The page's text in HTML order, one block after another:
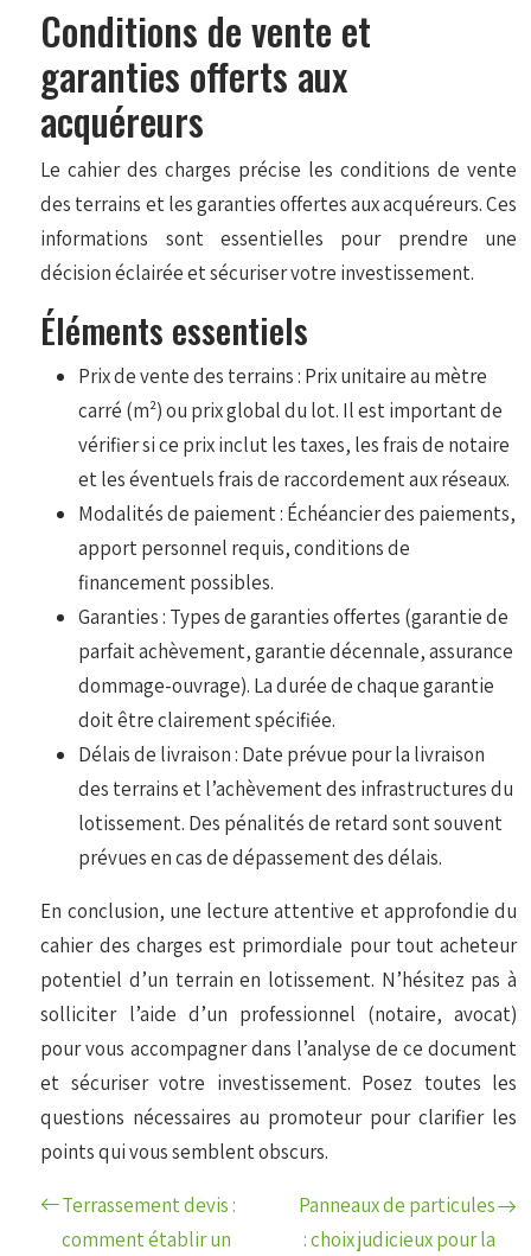
Conditions de vente et
garanties offerts aux
acquéreurs
Le cahier des charges précise les conditions de vente
des terrains et les garanties offertes aux acquéreurs. Ces
informations sont essentielles pour prendre une
décision éclairée et sécuriser votre investissement.
Éléments essentiels
Prix de vente des terrains : Prix unitaire au mètre
carré (m²) ou prix global du lot. Il est important de
vérifier si ce prix inclut les taxes, les frais de notaire
et les éventuels frais de raccordement aux réseaux.
Modalités de paiement : Échéancier des paiements,
apport personnel requis, conditions de
financement possibles.
Garanties : Types de garanties offertes (garantie de
parfait achèvement, garantie décennale, assurance
dommage-ouvrage). La durée de chaque garantie
doit être clairement spécifiée.
Délais de livraison : Date prévue pour la livraison
des terrains et l’achèvement des infrastructures du
lotissement. Des pénalités de retard sont souvent
prévues en cas de dépassement des délais.
En conclusion, une lecture attentive et approfondie du
cahier des charges est primordiale pour tout acheteur
potentiel d’un terrain en lotissement. N’hésitez pas à
solliciter l’aide d’un professionnel (notaire, avocat)
pour vous accompagner dans l’analyse de ce document
et sécuriser votre investissement. Posez toutes les
questions nécessaires au promoteur pour clarifier les
points qui vous semblent obscurs.
Terrassement devis :
comment établir un
Panneaux de particules
: choix judicieux pour la